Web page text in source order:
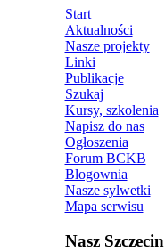
Start
Aktualności
Nasze projekty
Linki
Publikacje
Szukaj
Kursy, szkolenia
Napisz do nas
Ogłoszenia
Forum BCKB
Blogownia
Nasze sylwetki
Mapa serwisu
Nasz Szczecin